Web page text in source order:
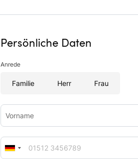
Persönliche Daten
Anrede
Familie Herr Frau
Vorname